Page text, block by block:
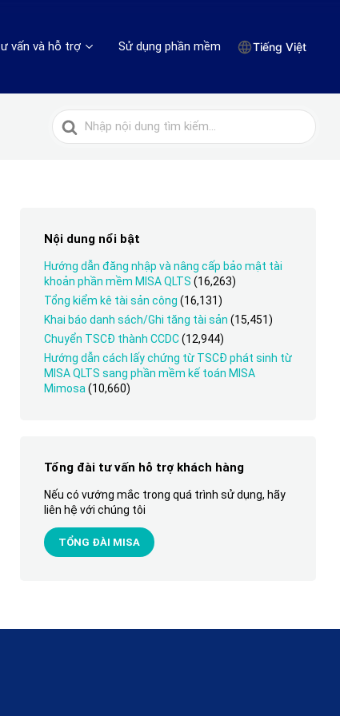
vấn và hỗ trợ Sử dụng phần mềm Tiếng Việt
Tìm
kiếm
Nội dung nổi bật
Hướng dẫn đăng nhập và nâng cấp bảo mật tài
khoản phần mềm MISA QLTS (16,263)
Tổng kiểm kê tài sản công (16,131)
Khai báo danh sách/Ghi tăng tài sản (15,451)
Chuyển TSCĐ thành CCDC(12,944)
Hướng dẫn cách lấy chứng từ TSCĐ phát sinh từ
MISA QLTS sang phần mềm kế toán MISA
Mimosa (10,660)
Tổng đài tư vấn hỗ trợ khách hàng
Nếu có vướng mắc trong quá trình sử dụng, hãy
liên hệ với chúng tôi
TỔNG ĐÀI MISA